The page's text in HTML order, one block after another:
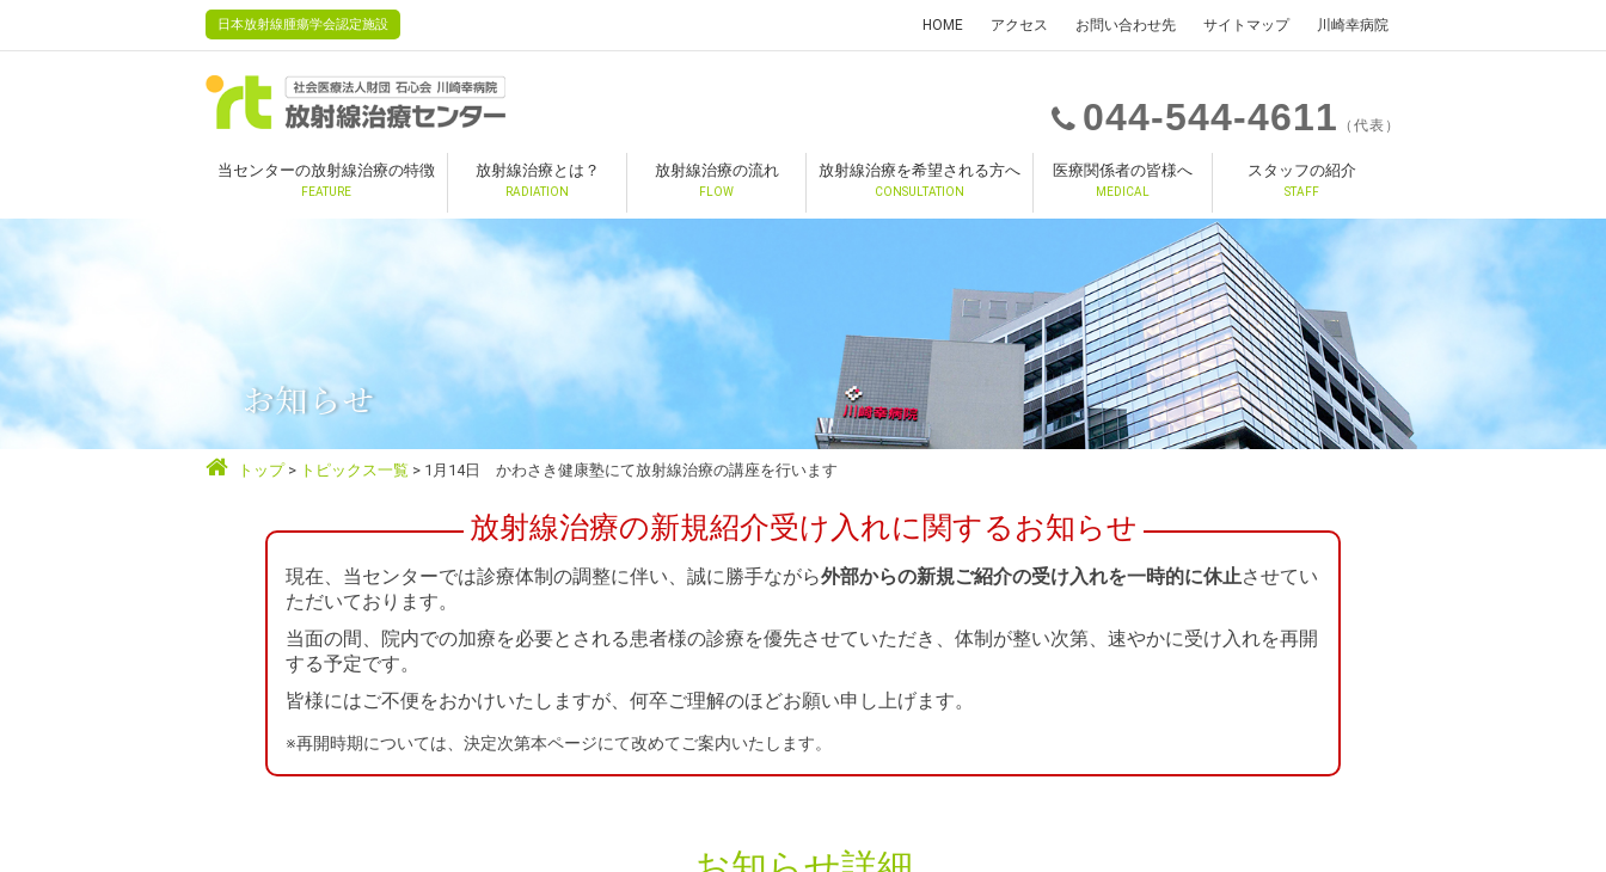
日本放射線腫瘍学会認定施設 HOME アクセス お問い合わせ先 サイトマップ 川崎幸病院
044 544 4611 （代表）
当センターの放射線治療の特徴
FEATURE
放射線治療とは？
RADIATION
放射線治療の流れ
FLOW
放射線治療を希望される方へ
CONSULTATION
医療関係者の皆様へ
MEDICAL
スタッフの紹介
STAFF
お知らせ
トップ トピックス一覧 1月14日 かわさき健康塾にて放射線治療の講座を行います
放射線治療の新規紹介受け入れに関するお知らせ
現在、当センターでは診療体制の調整に伴い、誠に勝手ながら外部からの新規ご紹介の受け入れを一時的に休止させてい
ただいております。
当面の間、院内での加療を必要とされる患者様の診療を優先させていただき、体制が整い次第、速やかに受け入れを再開
する予定です。
皆様にはご不便をおかけいたしますが、何卒ご理解のほどお願い申し上げます。
※再開時期については、決定次第本ページにて改めてご案内いたします。